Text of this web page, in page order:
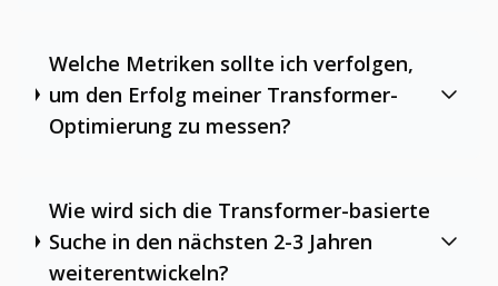
Welche Metriken sollte ich verfolgen,
um den Erfolg meiner Transformer-
Optimierung zu messen?
Wie wird sich die Transformer-basierte
Suche in den nächsten 2-3 Jahren
weiterentwickeln?